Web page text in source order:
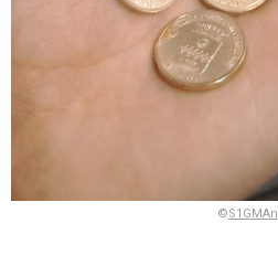
©S1GMAn